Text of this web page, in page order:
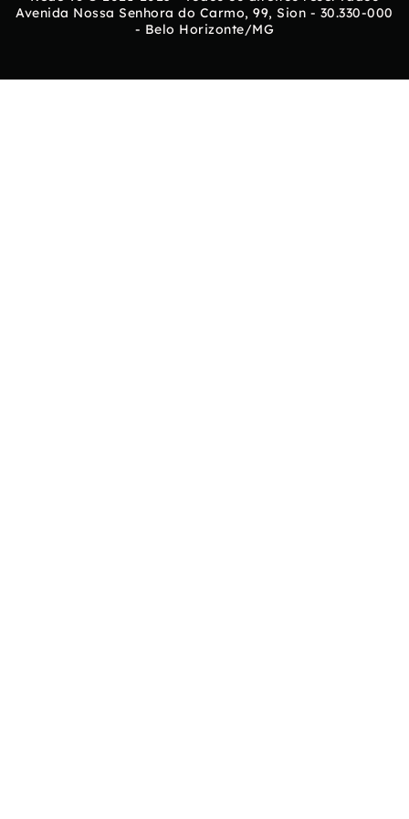
Avenida Nossa Senhora do Carmo, 99, Sion - 30.330-000
- Belo Horizonte/MG